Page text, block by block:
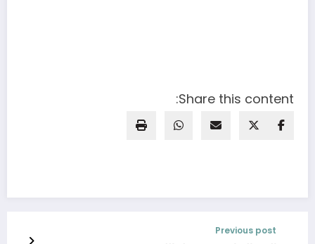
Share this content:
Previous post